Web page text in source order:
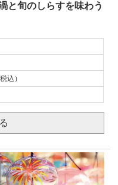
と旬のしらすを味わう
込）